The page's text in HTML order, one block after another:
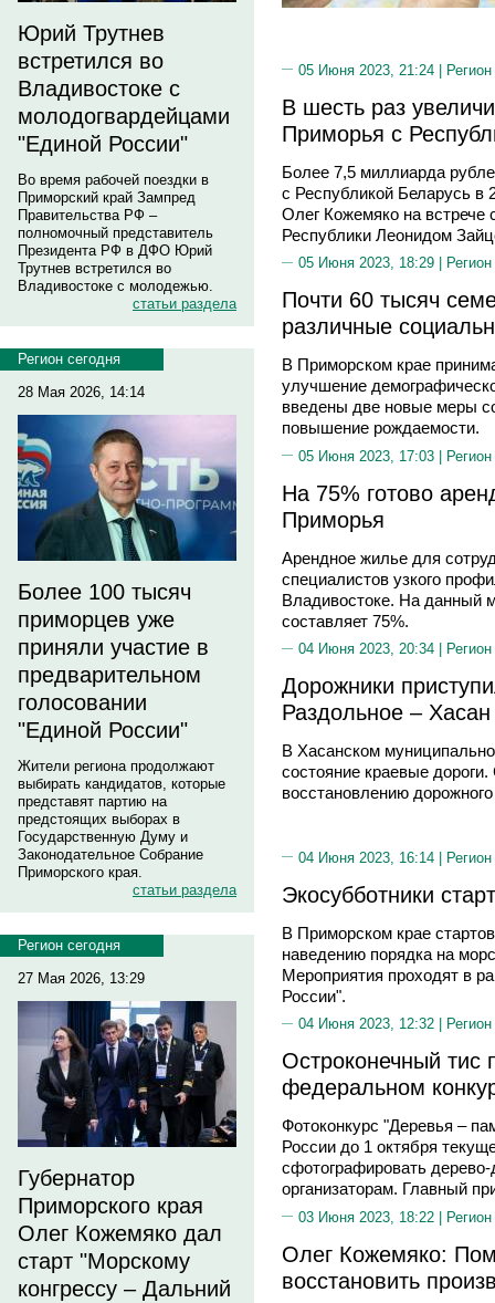
Юрий Трутнев
встретился во
Владивостоке с
молодогвардейцами
"Единой России"
Во время рабочей поездки в
Приморский край Зампред
Правительства РФ –
полномочный представитель
Президента РФ в ДФО Юрий
Трутнев встретился во
Владивостоке с молодежью.
статьи раздела
Регион сегодня
28 Мая 2026, 14:14
Более 100 тысяч
приморцев уже
приняли участие в
предварительном
голосовании
"Единой России"
Жители региона продолжают
выбирать кандидатов, которые
представят партию на
предстоящих выборах в
Государственную Думу и
Законодательное Собрание
Приморского края.
статьи раздела
Регион сегодня
27 Мая 2026, 13:29
Губернатор
Приморского края
Олег Кожемяко дал
старт "Морскому
конгрессу – Дальний
05 Июня 2023, 21:24 |
В шесть раз
Приморья с
Более 7,5 миллиарда
с Республикой Беларусь в
Олег Кожемяко на встрече
Республики Леонидом
05 Июня 2023, 18:29 |
Почти 60 тысяч
различные
В Приморском крае
улучшение
введены две новые меры
повышение рождаемости.
05 Июня 2023, 17:03 |
На 75% готово
Приморья
Арендное жилье для
специалистов узкого
Владивостоке. На данный
составляет 75%.
04 Июня 2023, 20:34 |
Дорожники
Раздольное – Хасан
В Хасанском
состояние краевые
восстановлению
04 Июня 2023, 16:14 |
Экосубботники
В Приморском крае
наведению порядка на
Мероприятия проходят в
России".
04 Июня 2023, 12:32 |
Остроконечный тис
федеральном
Фотоконкурс "Деревья –
России до 1 октября
сфотографировать
организаторам. Главный
03 Июня 2023, 18:22 |
Олег Кожемяко:
восстановить